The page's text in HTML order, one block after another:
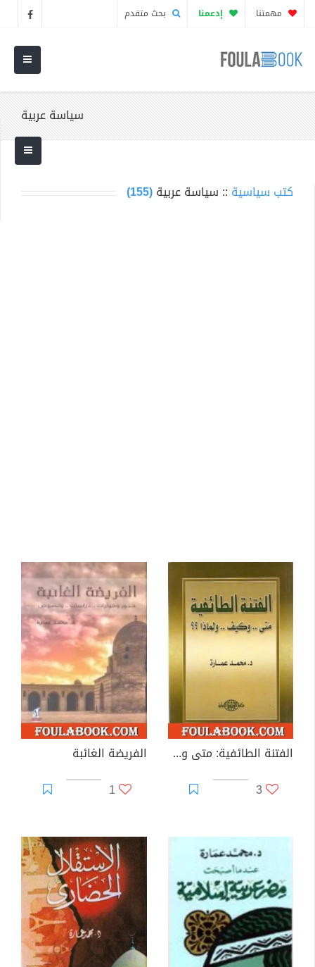
مهمتنا إدعمنا بحث متقدم
سياسة عربية
كتب سياسية :: سياسة عربية(155)
الفتنة الطائفية: متى وكيف ولماذا ؟؟
3
الفريضة الغائبة
1